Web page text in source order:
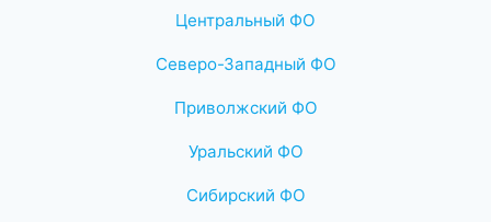
Центральный ФО
Северо-Западный ФО
Приволжский ФО
Уральский ФО
Сибирский ФО